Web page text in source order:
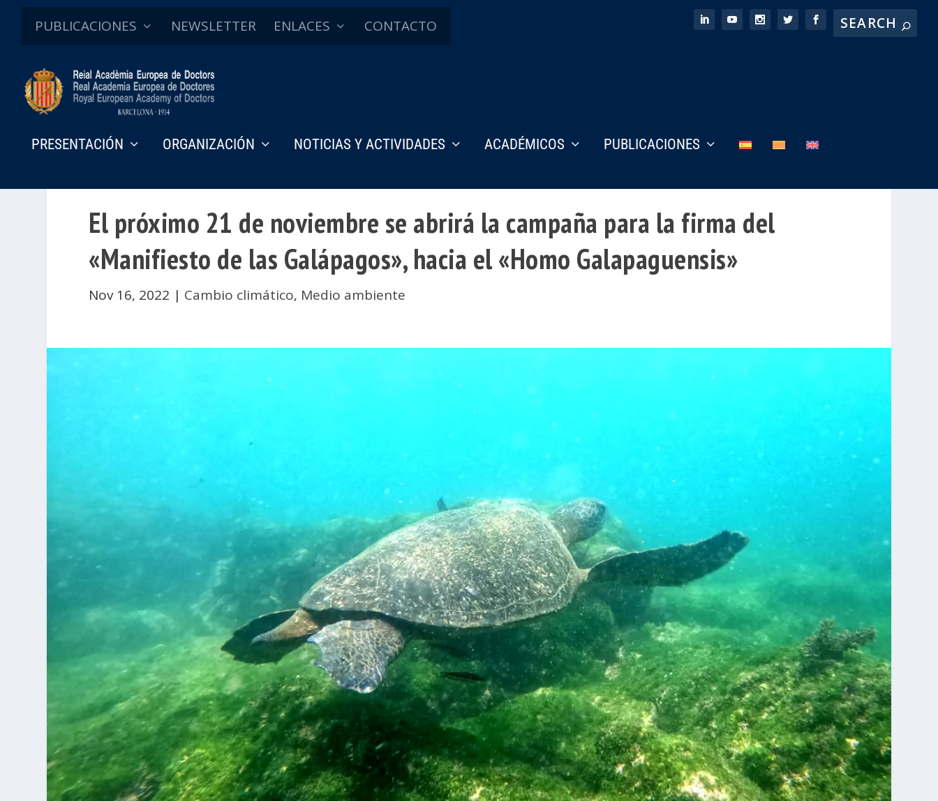
PUBLICACIONES NEWSLETTER ENLACES CONTACTO
PRESENTACIÓN ORGANIZACIÓN NOTICIAS Y ACTIVIDADES ACADÉMICOS PUBLICACIONES
El próximo 21 de noviembre se abrirá la campaña para la firma del
«Manifiesto de las Galápagos», hacia el «Homo Galapaguensis»
Nov 16, 2022 | Cambio climático, Medio ambiente